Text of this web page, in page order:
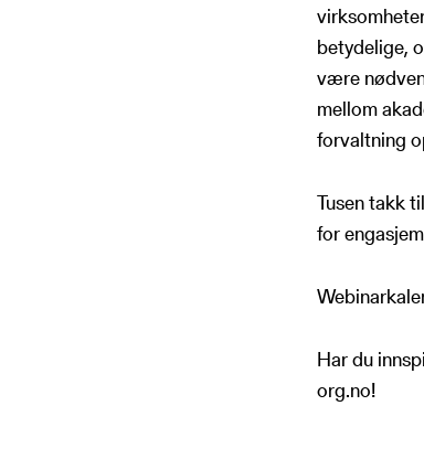
betydelige,
være
mellom
forvaltning
Tusen takk
for
Har du
org.no!